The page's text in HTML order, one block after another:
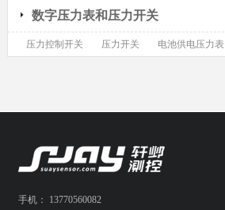
数字压力表和压力开关
压力控制开关 压力开关 电池供电压力表
手机： 13770560082